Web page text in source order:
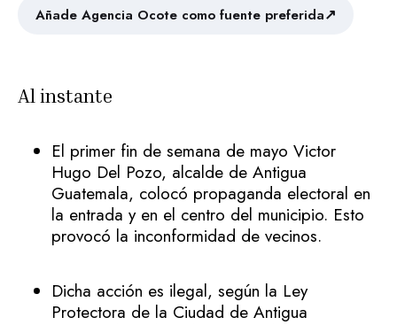
Añade Agencia Ocote como fuente preferida↗
Al instante
El primer fin de semana de mayo Victor
Hugo Del Pozo, alcalde de Antigua
Guatemala, colocó propaganda electoral en
la entrada y en el centro del municipio. Esto
provocó la inconformidad de vecinos.
Dicha acción es ilegal, según la Ley
Protectora de la Ciudad de Antigua